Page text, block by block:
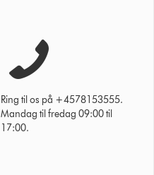
Ring til os på +4578153555.
Mandag til fredag 09:00 til
17:00.